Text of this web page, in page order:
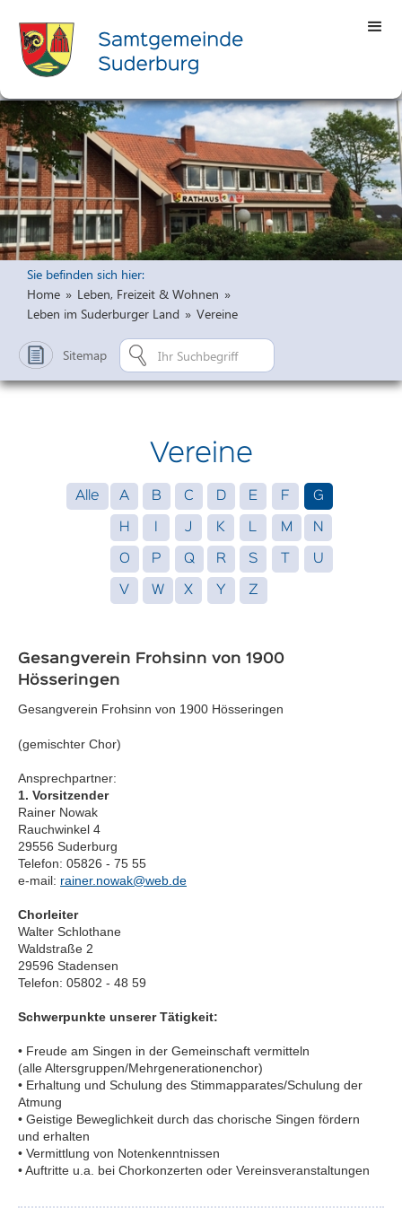
Sie befinden sich hier:
Home » Leben, Freizeit & Wohnen »
Leben im Suderburger Land » Vereine
Sitemap
Vereine
Alle A B C D E F G
H J K L M N
O P Q R S U
V W X Y Z
Gesangverein Frohsinn von 1900
Hösseringen
Gesangverein Frohsinn von 1900 Hösseringen
(gemischter Chor)
Ansprechpartner:
1. Vorsitzender
Rainer Nowak
Rauchwinkel 4
29556 Suderburg
Telefon: 05826 - 75 55
e-mail: rainer.nowak@web.de
Chorleiter
Walter Schlothane
Waldstraße 2
29596 Stadensen
Telefon: 05802 - 48 59
Schwerpunkte unserer Tätigkeit:
• Freude am Singen in der Gemeinschaft vermitteln
(alle Altersgruppen/Mehrgenerationenchor)
• Erhaltung und Schulung des Stimmapparates/Schulung der
Atmung
• Geistige Beweglichkeit durch das chorische Singen fördern
und erhalten
• Vermittlung von Notenkenntnissen
• Auftritte u.a. bei Chorkonzerten oder Vereinsveranstaltungen